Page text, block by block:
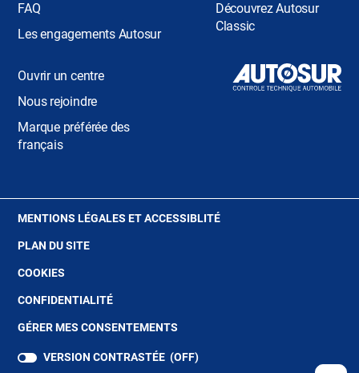
FAQ
Les engagements Autosur
Découvrez Autosur
Classic
Ouvrir un centre
Nous rejoindre
Marque préférée des
français
MENTIONS LÉGALES ET ACCESSIBLITÉ(OUVRE
PLAN DU SITE
COOKIES
UNE
FENÊTRE)
CONFIDENTIALITÉ(OUVRE
UNE
FENÊTRE)
GÉRER MES CONSENTEMENTS
VERSION CONTRASTÉE (OFF)